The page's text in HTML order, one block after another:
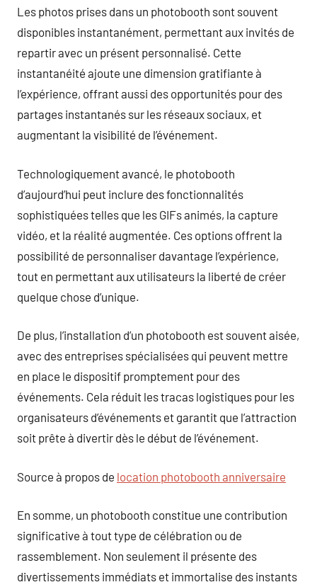
Les photos prises dans un photobooth sont souvent
disponibles instantanément, permettant aux invités de
repartir avec un présent personnalisé. Cette
instantanéité ajoute une dimension gratifiante à
l’expérience, offrant aussi des opportunités pour des
partages instantanés sur les réseaux sociaux, et
augmentant la visibilité de l’événement.
Technologiquement avancé, le photobooth
d’aujourd’hui peut inclure des fonctionnalités
sophistiquées telles que les GIFs animés, la capture
vidéo, et la réalité augmentée. Ces options offrent la
possibilité de personnaliser davantage l’expérience,
tout en permettant aux utilisateurs la liberté de créer
quelque chose d’unique.
De plus, l’installation d’un photobooth est souvent aisée,
avec des entreprises spécialisées qui peuvent mettre
en place le dispositif promptement pour des
événements. Cela réduit les tracas logistiques pour les
organisateurs d’événements et garantit que l’attraction
soit prête à divertir dès le début de l’événement.
Source à propos de location photobooth anniversaire
En somme, un photobooth constitue une contribution
significative à tout type de célébration ou de
rassemblement. Non seulement il présente des
divertissements immédiats et immortalise des instants